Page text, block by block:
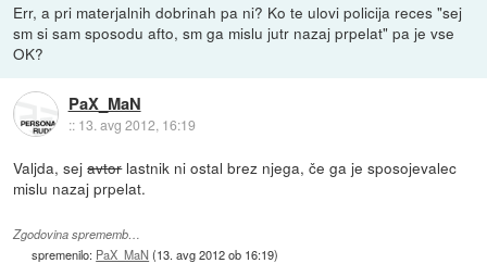
Err, a pri materjalnih dobrinah pa ni? Ko te ulovi policija reces "sej
sm si sam sposodu afto, sm ga mislu jutr nazaj prpelat" pa je vse
OK?
PaX_MaN
:: 13. avg 2012, 16:19
Valjda, sejavtorlastnik ni ostal brez njega, če ga je sposojevalec
mislu nazaj prpelat.
Zgodovina sprememb…
spremenilo: PaX_MaN(13. avg 2012 ob 16:19)